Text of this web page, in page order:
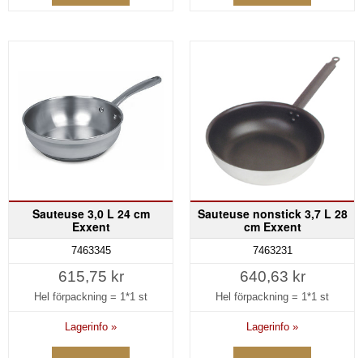
Sauteuse 3,0 L 24 cm
Exxent
7463345
615,75 kr
Hel förpackning = 1*1 st
Lagerinfo »
Sauteuse nonstick 3,7 L 28
cm Exxent
7463231
640,63 kr
Hel förpackning = 1*1 st
Lagerinfo »